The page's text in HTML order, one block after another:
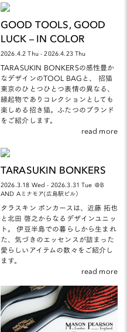
GOOD TOOLS, GOOD
LUCK – IN COLOR
2026.4.2 Thu - 2026.4.23 Thu
TARASUKIN BONKERSの感性豊か
なデザインのTOOL BAGと、 招猫
東京のひとつひとつ表情の異なる、
縁起物でありコレクションとしても
楽しめる招き猫。ふたつのブランド
をご紹介します。
read more
TARASUKIN BONKERS
2026.3.18 Wed - 2026.3.31 Tue ＠B
AND Aミナモア(広島駅ビル）
タラスキン ボンカースは、近藤 拓也
と北田 啓之からなるデザインユニッ
ト。 伊豆半島での暮らしから生まれ
た、気づきのエッセンスが詰まった
愛らしいアイテムの数々をご紹介し
ます。
read more